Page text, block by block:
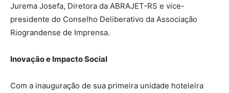
Jurema Josefa, Diretora da ABRAJET-RS e vice-
presidente do Conselho Deliberativo da Associação
Riograndense de Imprensa.
Inovação e Impacto Social
Com a inauguração de sua primeira unidade hoteleira